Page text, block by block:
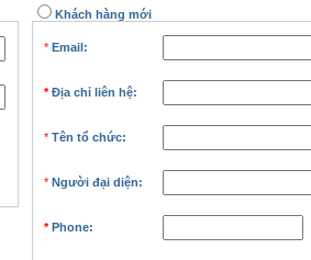
Khách hàng mới
* Email:
*Địa chỉ liên hệ:
* Tên tổ chức:
* Người đại diện:
* Phone: